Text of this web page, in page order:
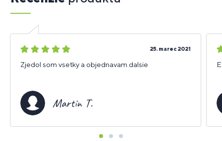
5
25. marec 2021
Zjedol som vsetky a objednavam dalsie
Martin T.
5